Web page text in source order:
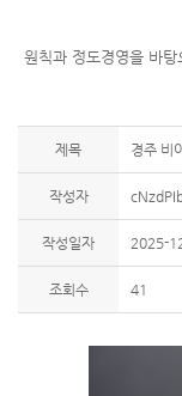
원칙과 정도경영을 바
제목 경주 비
작성자
작성일자 2025-
조회수 41